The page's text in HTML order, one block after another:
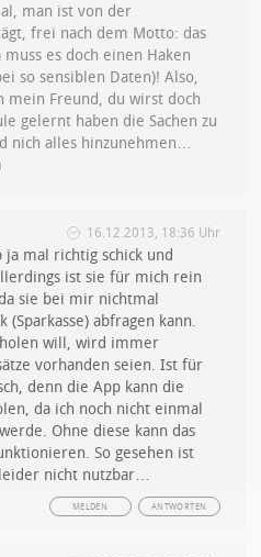
man ist von der
frei nach dem Motto: das
es doch einen Haken
so sensiblen Daten)! Also,
mein Freund, du wirst doch
gelernt haben die Sachen zu
nich alles hinzunehmen…
16.12.2013, 18:36 Uhr
ja mal richtig schick und
ist sie für mich rein
sie bei mir nichtmal
(Sparkasse) abfragen kann.
will, wird immer
vorhanden seien. Ist für
denn die App kann die
da ich noch nicht einmal
Ohne diese kann das
So gesehen ist
nicht nutzbar…
ANTWORTEN
MELDEN